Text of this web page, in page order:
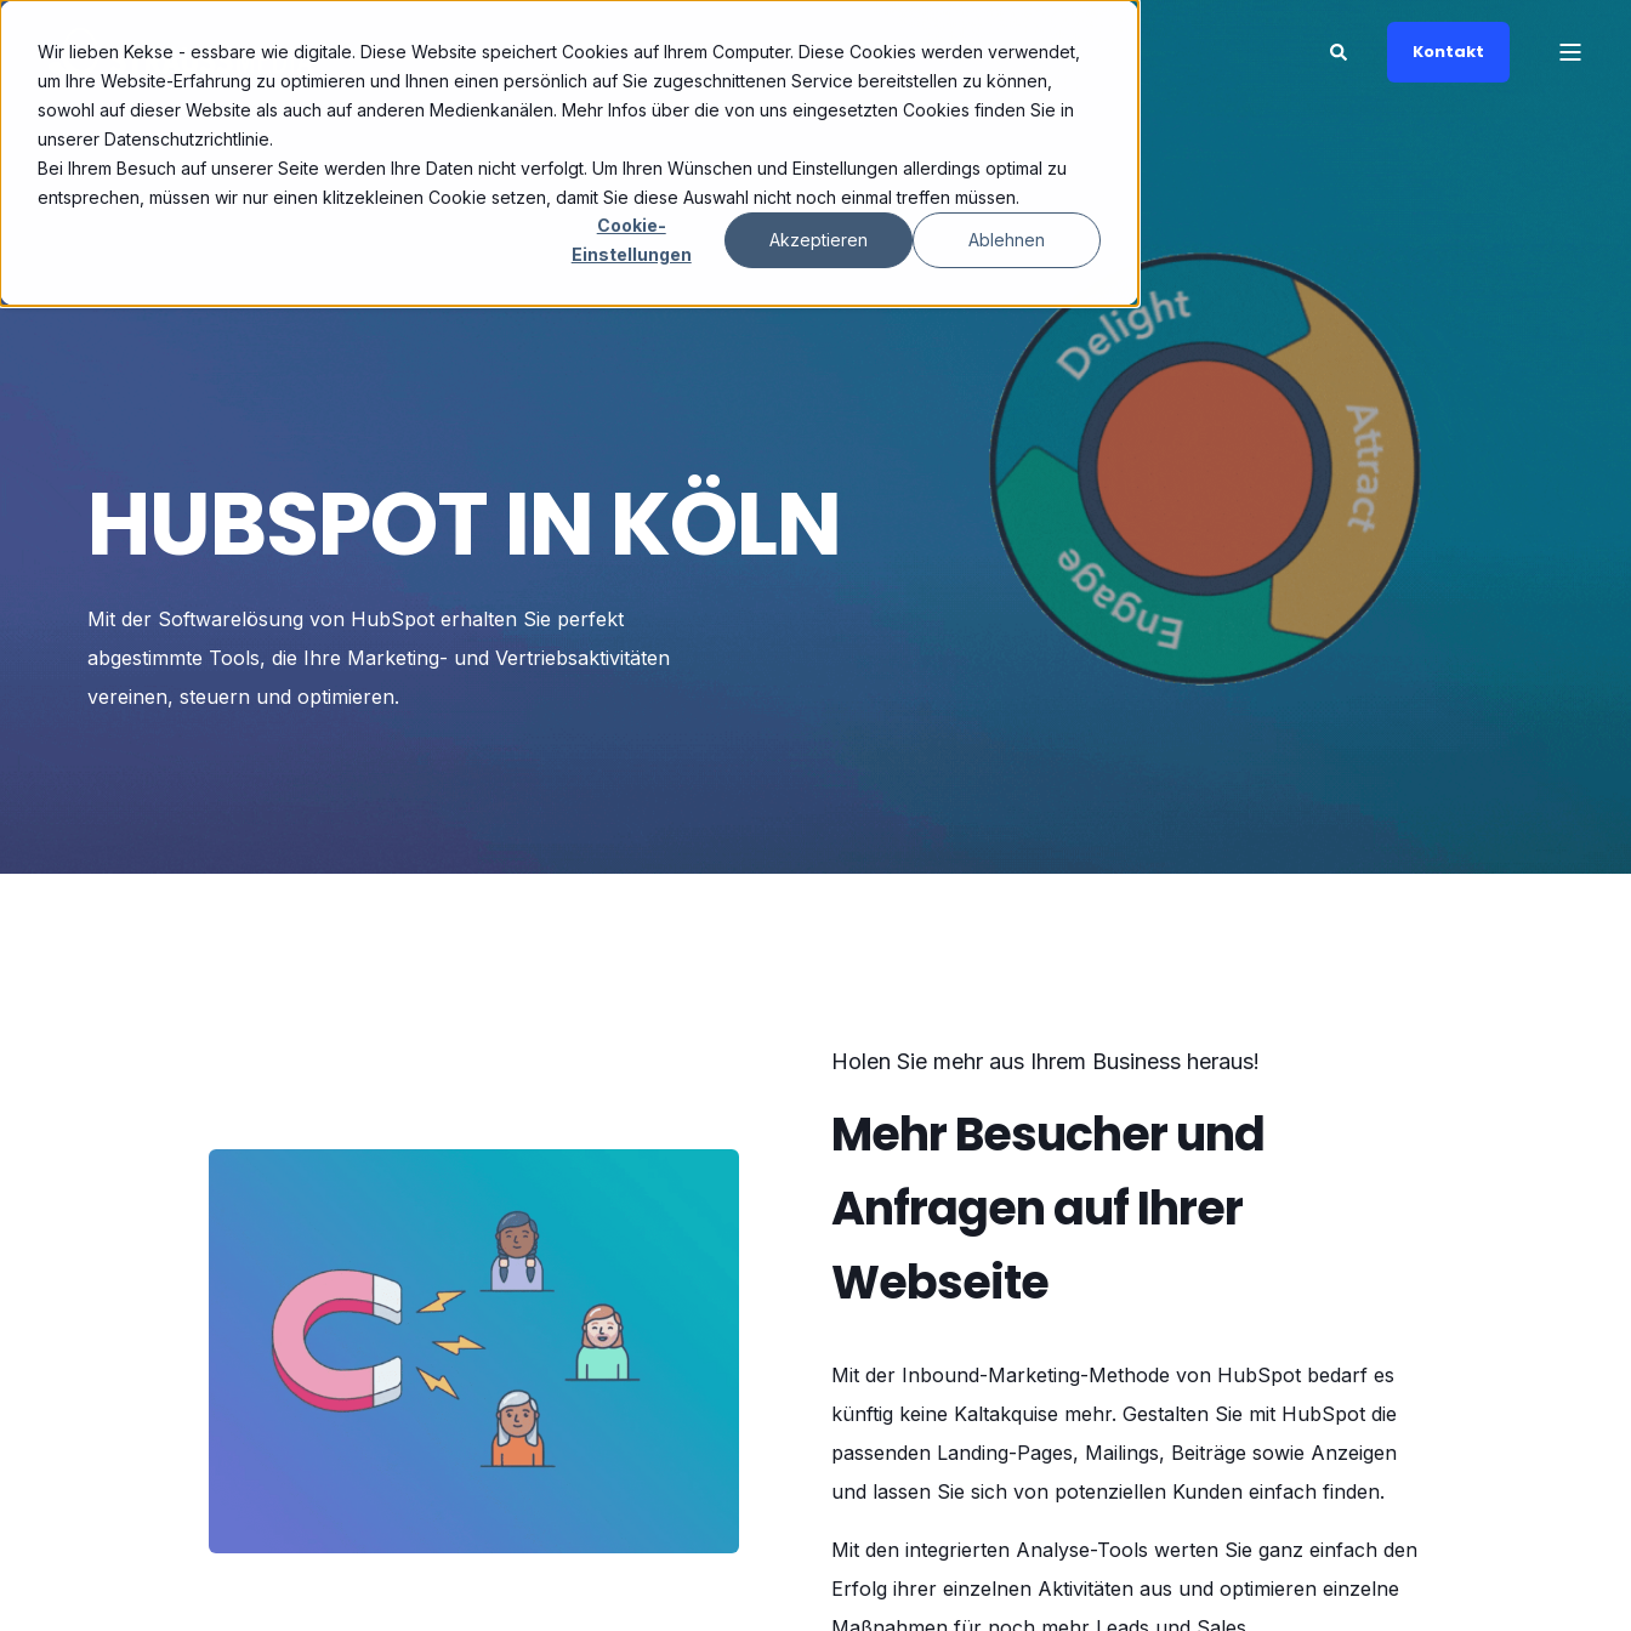
Wir lieben Kekse - essbare wie digitale. Diese Website speichert Cookies auf Ihrem Computer. Diese Cookies werden verwendet,
um Ihre Website-Erfahrung zu optimieren und Ihnen einen persönlich auf Sie zugeschnittenen Service bereitstellen zu können,
sowohl auf dieser Website als auch auf anderen Medienkanälen. Mehr Infos über die von uns eingesetzten Cookies finden Sie in
unserer Datenschutzrichtlinie.
Bei Ihrem Besuch auf unserer Seite werden Ihre Daten nicht verfolgt. Um Ihren Wünschen und Einstellungen allerdings optimal zu
entsprechen, müssen wir nur einen klitzekleinen Cookie setzen, damit Sie diese Auswahl nicht noch einmal treffen müssen.
Cookie-
Einstellungen
Akzeptieren Ablehnen
Kontakt
HUBSPOT IN KÖLN
Mit der Softwarelösung von HubSpot erhalten Sie perfekt
abgestimmte Tools, die Ihre Marketing- und Vertriebsaktivitäten
vereinen, steuern und optimieren.
Holen Sie mehr aus Ihrem Business heraus!
Mehr Besucher und
Anfragen auf Ihrer
Webseite
Mit der Inbound-Marketing-Methode von HubSpot bedarf es
künftig keine Kaltakquise mehr. Gestalten Sie mit HubSpot die
passenden Landing-Pages, Mailings, Beiträge sowie Anzeigen
und lassen Sie sich von potenziellen Kunden einfach finden.
Mit den integrierten Analyse-Tools werten Sie ganz einfach den
Erfolg ihrer einzelnen Aktivitäten aus und optimieren einzelne